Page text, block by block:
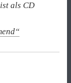
ist als CD